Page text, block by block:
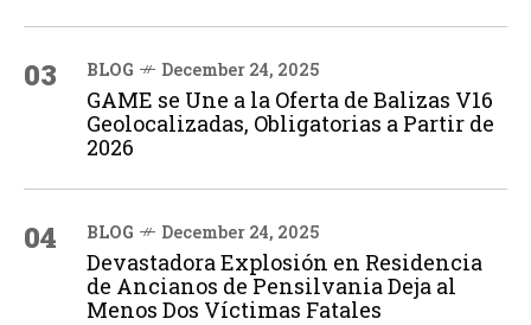
03 BLOG December 24, 2025
GAME se Une a la Oferta de Balizas V16
Geolocalizadas, Obligatorias a Partir de
2026
04 BLOG December 24, 2025
Devastadora Explosión en Residencia
de Ancianos de Pensilvania Deja al
Menos Dos Víctimas Fatales